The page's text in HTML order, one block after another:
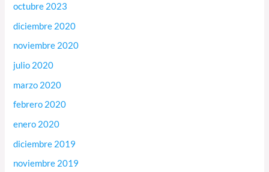
octubre 2023
diciembre 2020
noviembre 2020
julio 2020
marzo 2020
febrero 2020
enero 2020
diciembre 2019
noviembre 2019